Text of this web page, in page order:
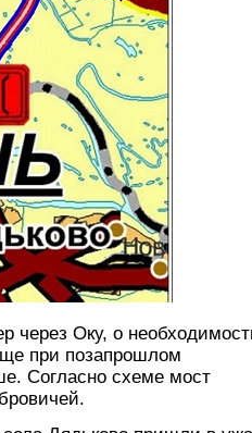
через Оку, о
при позапрошлом
Согласно схеме мост